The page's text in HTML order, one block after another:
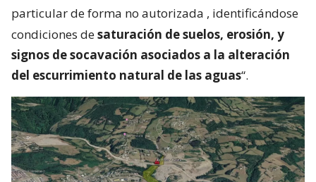
particular de forma no autorizada , identificándose
condiciones desaturación de suelos, erosión, y
signos de socavación asociados a la alteración
del escurrimiento natural de las aguas“.